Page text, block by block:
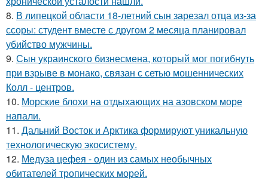
8. В липецкой области 18-летний сын зарезал отца из-за
ссоры: студент вместе с другом 2 месяца планировал
убийство мужчины.
9. Сын украинского бизнесмена, который мог погибнуть
при взрыве в монако, связан с сетью мошеннических
Колл - центров.
10. Морские блохи на отдыхающих на азовском море
напали.
11. Дальний Восток и Арктика формируют уникальную
технологическую экосистему.
12. Медуза цефея - один из самых необычных
обитателей тропических морей.